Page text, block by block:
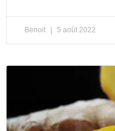
Benoit 5 août 2022